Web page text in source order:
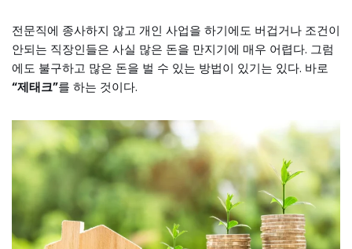
전문직에 종사하지 않고 개인 사업을 하기에도 버겁거나 조건이
안되는 직장인들은 사실 많은 돈을 만지기에 매우 어렵다. 그럼
에도 불구하고 많은 돈을 벌 수 있는 방법이 있기는 있다. 바로
“제태크”를 하는 것이다.